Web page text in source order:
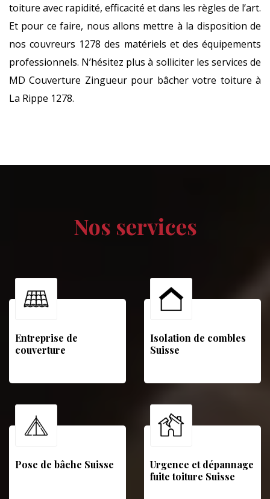
toiture avec rapidité, efficacité et dans les règles de l’art.
Et pour ce faire, nous allons mettre à la disposition de
nos couvreurs 1278 des matériels et des équipements
professionnels. N’hésitez plus à solliciter les services de
MD Couverture Zingueur pour bâcher votre toiture à
La Rippe 1278.
Nos services
Entreprise de
couverture
Isolation de combles
Suisse
Pose de bâche Suisse
Urgence et dépannage
fuite toiture Suisse